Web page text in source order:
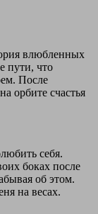
влюбленных
пути, что
После
орбите счастья
себя.
боках после
об этом.
на весах.